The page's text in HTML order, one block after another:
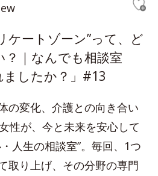
ケートゾーン”って、ど
？｜なんでも相談室
ましたか？」#13
の変化、介護との向き合い
性が、今と未来を安心して
人生の相談室”。毎回、1つ
取り上げ、その分野の専門